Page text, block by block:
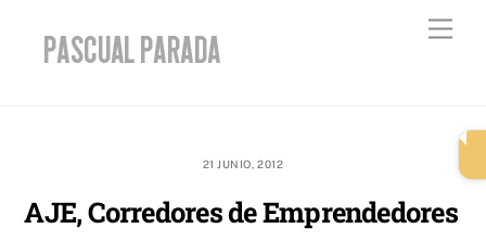
content
21 JUNIO, 2012
AJE, Corredores de Emprendedores